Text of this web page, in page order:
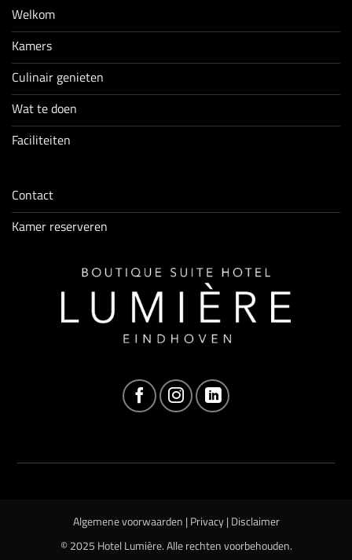
Welkom
Kamers
Culinair genieten
Wat te doen
Faciliteiten
Contact
Kamer reserveren
Algemene voorwaarden |Privacy|Disclaimer
© 2025 Hotel Lumière. Alle rechten voorbehouden.